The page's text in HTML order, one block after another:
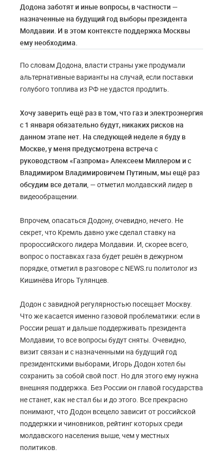
Додона заботят и иные вопросы, в частности —
назначенные на будущий год выборы президента
Молдавии. И в этом контексте поддержка Москвы
ему необходима.
По словам Додона, власти страны уже продумали
альтернативные варианты на случай, если поставки
голубого топлива из РФ не удастся продлить.
Хочу заверить ещё раз в том, что газ и электроэнергия
с 1 января обязательно будут, никаких рисков на
данном этапе нет. На следующей неделе я буду в
Москве, у меня предусмотрена встреча с
руководством «Газпрома» Алексеем Миллером и с
Владимиром Владимировичем Путиным, мы ещё раз
обсудим все детали , — отметил молдавский лидер в
видеообращении.
Впрочем, опасаться Додону, очевидно, нечего. Не
секрет, что Кремль давно уже сделал ставку на
пророссийского лидера Молдавии. И, скорее всего,
вопрос о поставках газа будет решён в дежурном
порядке, отметил в разговоре с NEWS.ru политолог из
Кишинёва Игорь Тулянцев.
Додон с завидной регулярностью посещает Москву.
Что же касается именно газовой проблематики: если в
России решат и дальше поддерживать президента
Молдавии, то все вопросы будут сняты. Очевидно,
визит связан и с назначенными на будущий год
президентскими выборами, Игорь Додон хотел бы
сохранить за собой свой пост. Но для этого ему нужна
внешняя поддержка. Без России он главой государства
не станет, как не стал бы и до этого. Все прекрасно
понимают, что Додон всецело зависит от российской
поддержки и чиновников, рейтинг которых среди
молдавского населения выше, чем у местных
политиков.